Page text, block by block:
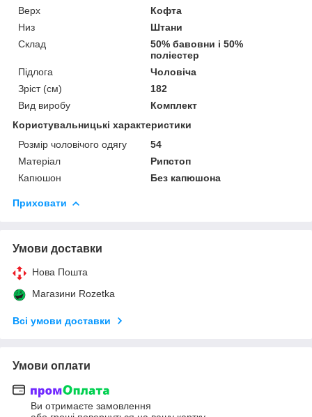
Верх
Кофта
Низ
Штани
Склад
50% бавовни і 50%
поліестер
Підлога
Чоловіча
Зріст (см)
182
Вид виробу
Комплект
Користувальницькі характеристики
Розмір чоловічого одягу
54
Матеріал
Рипстоп
Капюшон
Без капюшона
Приховати
Умови доставки
Нова Пошта
Магазини Rozetka
Всі умови доставки
Умови оплати
Ви отримаєте замовлення